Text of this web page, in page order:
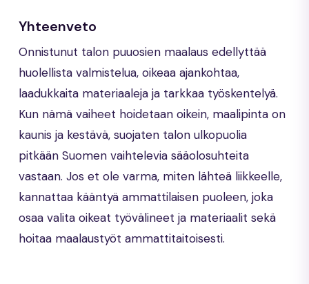
Yhteenveto
Onnistunut talon puuosien maalaus edellyttää
huolellista valmistelua, oikeaa ajankohtaa,
laadukkaita materiaaleja ja tarkkaa työskentelyä.
Kun nämä vaiheet hoidetaan oikein, maalipinta on
kaunis ja kestävä, suojaten talon ulkopuolia
pitkään Suomen vaihtelevia sääolosuhteita
vastaan. Jos et ole varma, miten lähteä liikkeelle,
kannattaa kääntyä ammattilaisen puoleen, joka
osaa valita oikeat työvälineet ja materiaalit sekä
hoitaa maalaustyöt ammattitaitoisesti.